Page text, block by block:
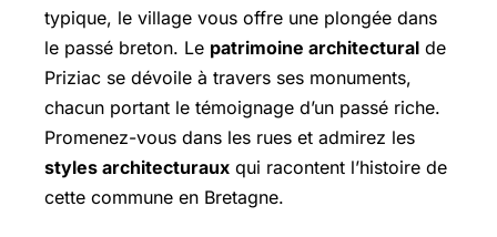
typique, le village vous offre une plongée dans
le passé breton. Le patrimoine architectural de
Priziac se dévoile à travers ses monuments,
chacun portant le témoignage d’un passé riche.
Promenez-vous dans les rues et admirez les
styles architecturaux qui racontent l’histoire de
cette commune en Bretagne.